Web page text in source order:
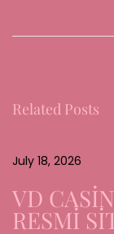
e
d
u
u
n
Related Posts
July 18, 2026
VD
RESMİ